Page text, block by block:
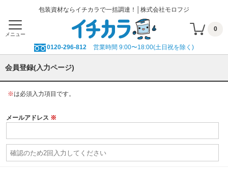
包装資材ならイチカラで一括調達！│株式会社モロフジ
メニュー
0
0120-296-812 営業時間 9:00〜18:00(土日祝を除く)
会員登録(入力ページ)
※は必須入力項目です。
メールアドレス ※